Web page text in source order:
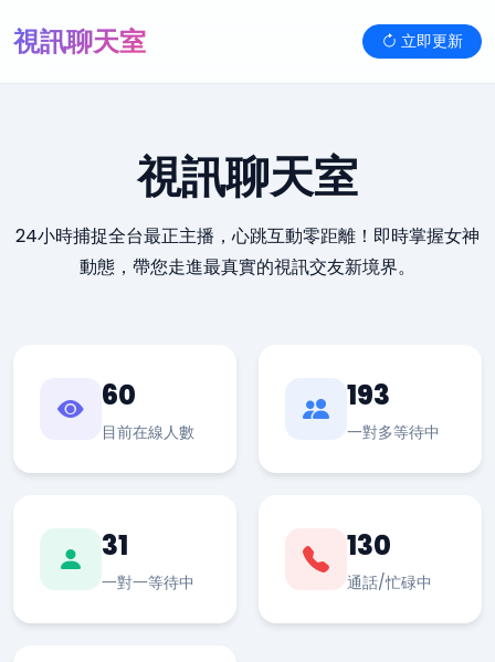
視訊聊天室 立即更新
視訊聊天室
24小時捕捉全台最正主播，心跳互動零距離！即時掌握女神
動態，帶您走進最真實的視訊交友新境界。
60
目前在線人數
193
一對多等待中
31
一對一等待中
130
通話/忙碌中